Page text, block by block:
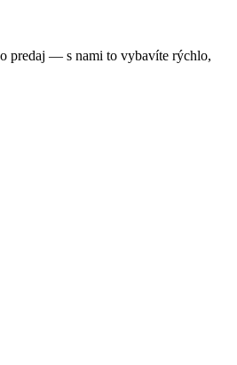
predaj — s nami to vybavíte rýchlo,